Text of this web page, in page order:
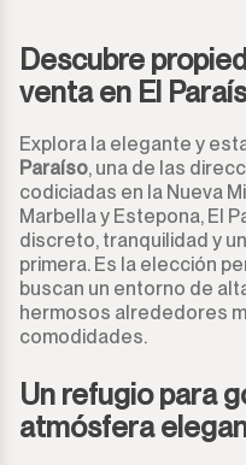
Descubre
venta en El
Explora la elegante y
Paraíso, una de las
codiciadas en la Nueva
Marbella y Estepona, El
discreto, tranquilidad y
primera. Es la elección
buscan un entorno de
hermosos alrededores
comodidades.
Un refugio para
atmósfera